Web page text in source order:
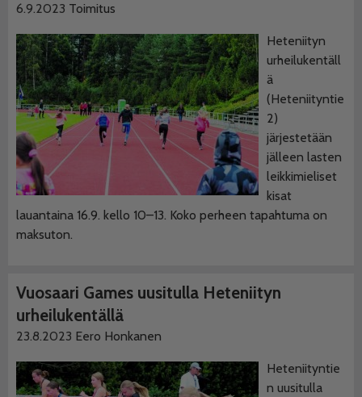
6.9.2023 Toimitus
Heteniityn
urheilukentäll
ä
(Heteniityntie
2)
järjestetään
jälleen lasten
leikkimieliset
kisat
lauantaina 16.9. kello 10–13. Koko perheen tapahtuma on
maksuton.
Vuosaari Games uusitulla Heteniityn
urheilukentällä
23.8.2023 Eero Honkanen
Heteniityntie
n uusitulla